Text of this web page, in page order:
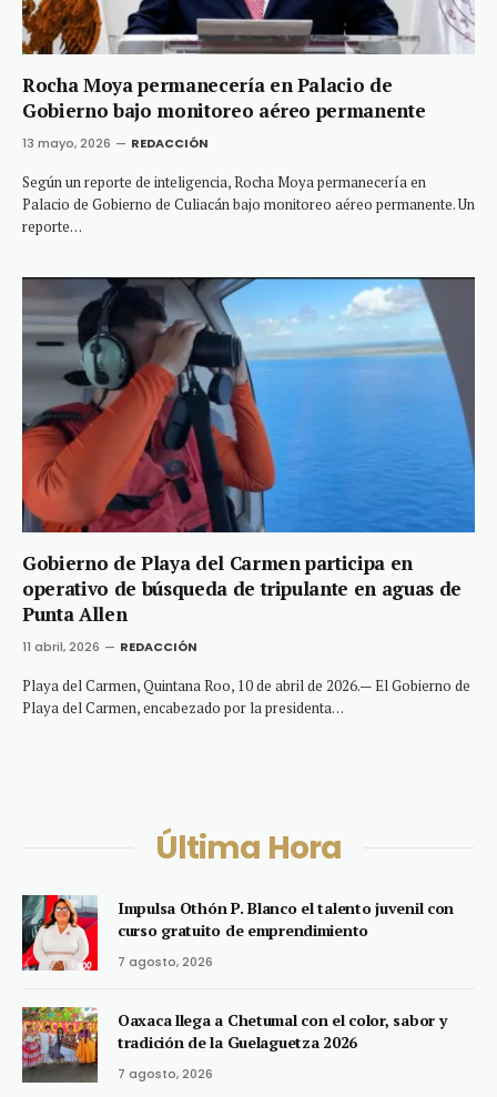
Rocha Moya permanecería en Palacio de
Gobierno bajo monitoreo aéreo permanente
13 mayo, 2026 REDACCIÓN
Según un reporte de inteligencia, Rocha Moya permanecería en
Palacio de Gobierno de Culiacán bajo monitoreo aéreo permanente. Un
reporte…
Gobierno de Playa del Carmen participa en
operativo de búsqueda de tripulante en aguas de
Punta Allen
11 abril, 2026 REDACCIÓN
Playa del Carmen, Quintana Roo, 10 de abril de 2026.— El Gobierno de
Playa del Carmen, encabezado por la presidenta…
Última Hora
Impulsa Othón P. Blanco el talento juvenil con
curso gratuito de emprendimiento
7 agosto, 2026
Oaxaca llega a Chetumal con el color, sabor y
tradición de la Guelaguetza 2026
7 agosto, 2026